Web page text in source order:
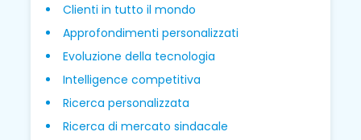
Clienti in tutto il mondo
Approfondimenti personalizzati
Evoluzione della tecnologia
Intelligence competitiva
Ricerca personalizzata
Ricerca di mercato sindacale